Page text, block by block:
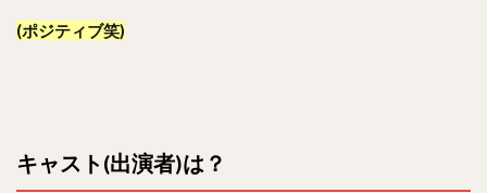
(ポジティブ笑)
キャスト(出演者)は？